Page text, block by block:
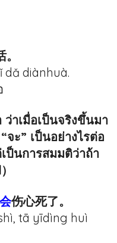
dǎ diànhuà.
าเมื่อเป็นจริงขึ้นมา
จะ” เป็นอย่างไรต่อ
ป็นการสมมติว่าถ้า
会伤心死了。
tā yīdìng huì